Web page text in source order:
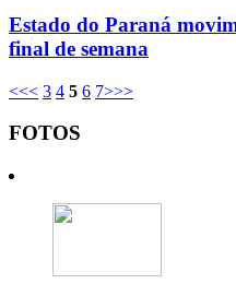
Estado do Paraná
final de semana
<<< 3 4 5 6 7>>>
FOTOS